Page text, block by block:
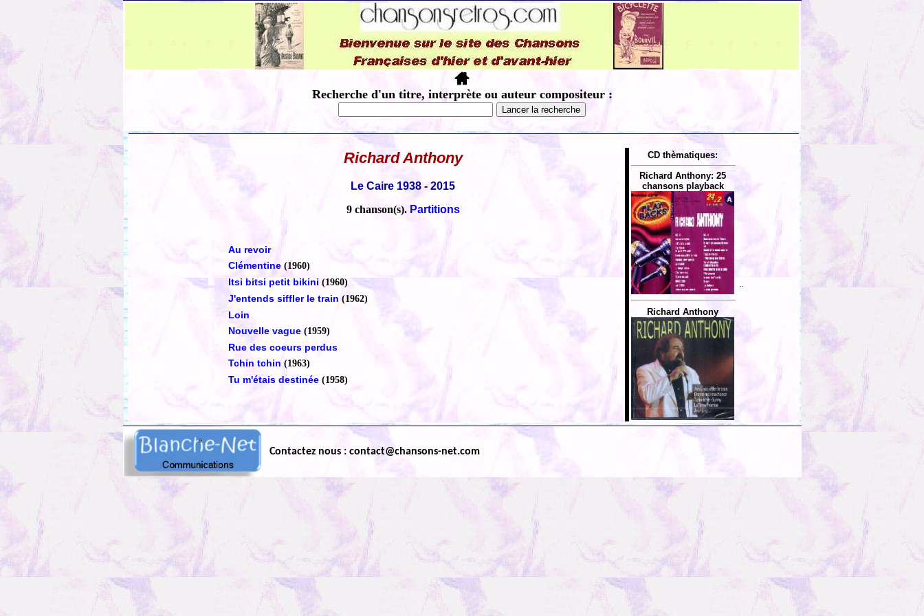
Recherche d'un titre, interprète ou auteur compositeur :
Richard Anthony
Le Caire 1938 - 2015
9 chanson(s). Partitions
Au revoir
Clémentine (1960)
Itsi bitsi petit bikini (1960)
J'entends siffler le train (1962)
Loin
Nouvelle vague (1959)
Rue des coeurs perdus
Tchin tchin (1963)
Tu m'étais destinée (1958)
CD thèmatiques:
Richard Anthony: 25
chansons playback
Richard Anthony
Contactez nous : contact@chansons-net.com